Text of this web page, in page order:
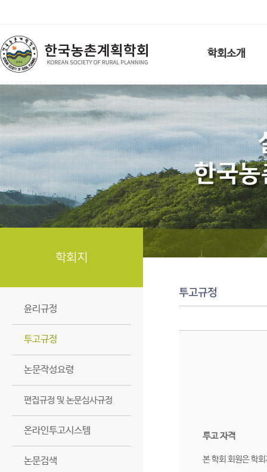
학회소개
학회지
윤리규정
투고규정
논문작성요령
편집규정 및 논문심사규정
온라인투고시스템
논문검색
투고규정
투고 자격
본 학회 회원은 학